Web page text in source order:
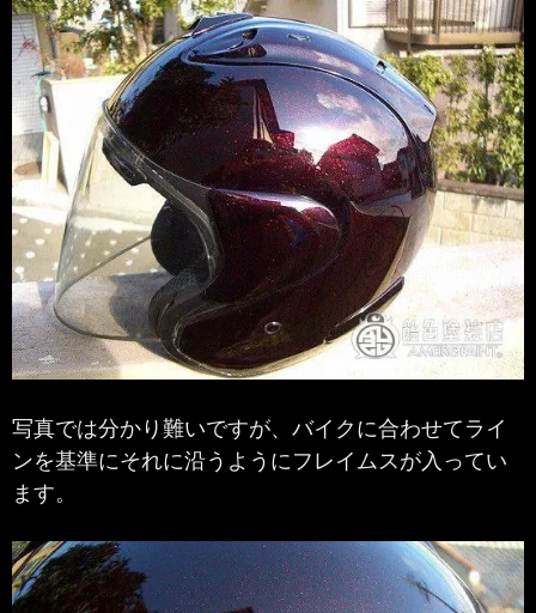
写真では分かり難いですが、バイクに合わせてライ
ンを基準にそれに沿うようにフレイムスが入ってい
ます。